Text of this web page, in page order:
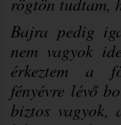
Bajra pedig
nem vagyok
érkeztem a
fényévre lévő
biztos vagyok,